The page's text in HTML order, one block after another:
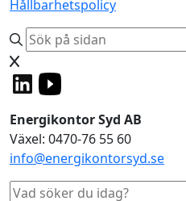
Hållbarhetspolicy
Energikontor Syd AB
Växel: 0470-76 55 60
info@energikontorsyd.se